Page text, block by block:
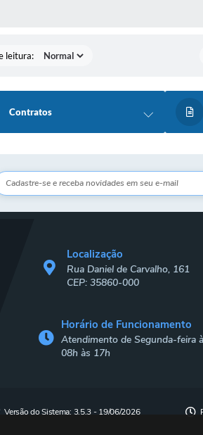
leitura:
Contratos
Localização
Rua Daniel de Carvalho, 161
CEP: 35860-000
Horário de Funcionamento
Atendimento de Segunda-feira
08h às 17h
Versão do Sistema: 3.5.3 - 19/06/2026